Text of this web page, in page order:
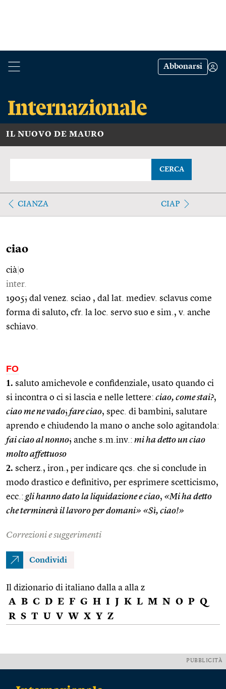
Abbonarsi
IL NUOVO DE MAURO
CERCA
CIANZA CIAP
ciao
cià o
inter.
1905; dal venez. sciao , dal lat. mediev. sclavus come
forma di saluto, cfr. la loc. servo suo e sim., v. anche
schiavo.
FO
1. saluto amichevole e confidenziale, usato quando ci
si incontra o ci si lascia e nelle lettere: ciao, come stai?,
ciao me ne vado; fare ciao, spec. di bambini, salutare
aprendo e chiudendo la mano o anche solo agitandola:
fai ciao al nonno; anche s.m.inv.: mi ha detto un ciao
molto affettuoso
2. scherz., iron., per indicare qcs. che si conclude in
modo drastico e definitivo, per esprimere scetticismo,
ecc.: gli hanno dato la liquidazione e ciao, «Mi ha detto
che terminerà il lavoro per domani» «Sì, ciao!»
Correzioni e suggerimenti
Condividi
Il dizionario di italiano dalla a alla z
A B C D E F G H I J K L M N O P Q
R S T U V W X Y Z
PUBBLICITÀ